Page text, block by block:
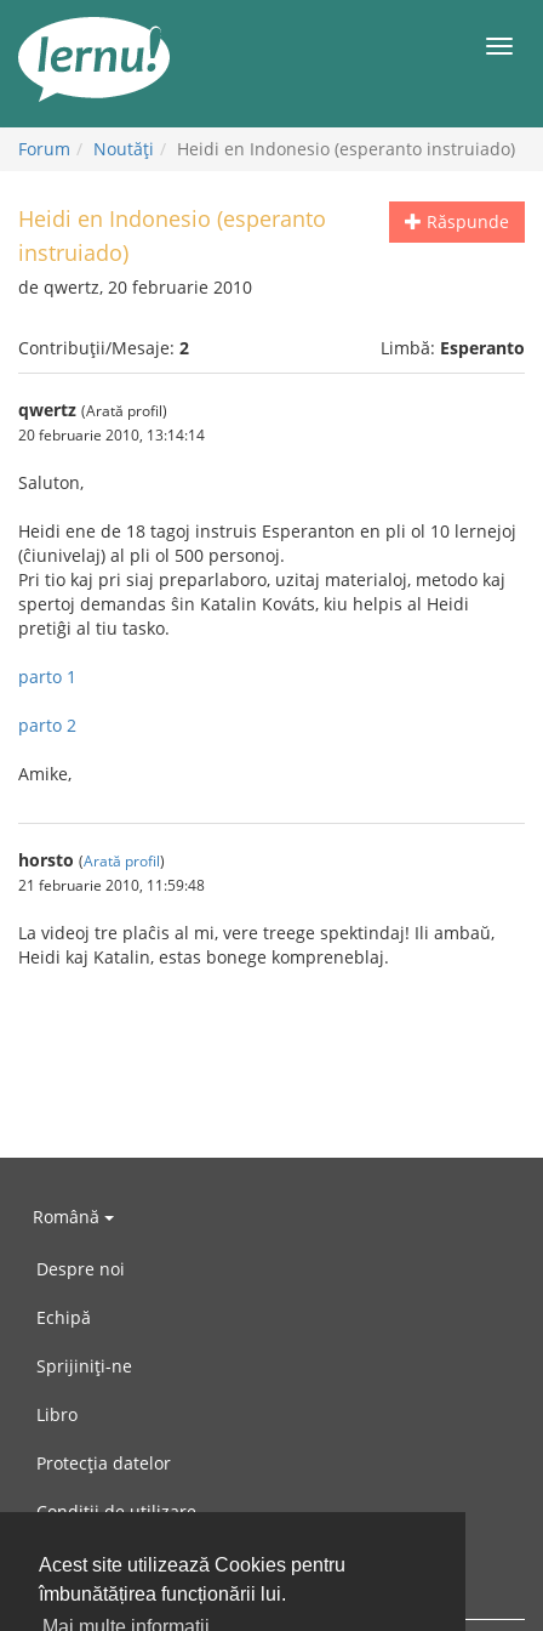
Acest site utilizează Cookies pentru
îmbunătățirea funcționării lui.
conținut
Forum Noutăţi Heidi en Indonesio (esperanto instruiado)
Răspunde
Heidi en Indonesio (esperanto
instruiado)
de qwertz, 20 februarie 2010
Contribuții/Mesaje: 2 Limbă: Esperanto
qwertz (Arată profil)
20 februarie 2010, 13:14:14
Saluton,
Heidi ene de 18 tagoj instruis Esperanton en pli ol 10 lernejoj
(ĉiunivelaj) al pli ol 500 personoj.
Pri tio kaj pri siaj preparlaboro, uzitaj materialoj, metodo kaj
spertoj demandas ŝin Katalin Kováts, kiu helpis al Heidi
pretiĝi al tiu tasko.
parto 1
parto 2
Amike,
horsto (Arată profil)
21 februarie 2010, 11:59:48
La videoj tre plaĉis al mi, vere treege spektindaj! Ili ambaŭ,
Heidi kaj Katalin, estas bonege kompreneblaj.
Română
Despre noi
Echipă
Sprijiniți-ne
Libro
Protecția datelor
Condiții de utilizare
Mesaj către noi